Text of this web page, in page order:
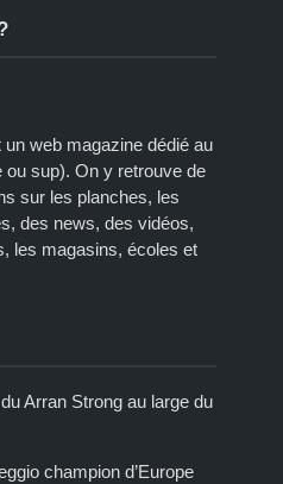
web magazine dédié au
ou sup). On y retrouve de
sur les planches, les
des news, des vidéos,
les magasins, écoles et
Arran Strong au large du
champion d’Europe